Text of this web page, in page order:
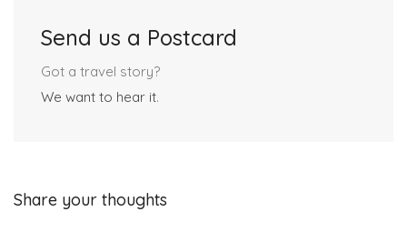
Send us a Postcard
Got a travel story?
We want to hear it.
Share your thoughts